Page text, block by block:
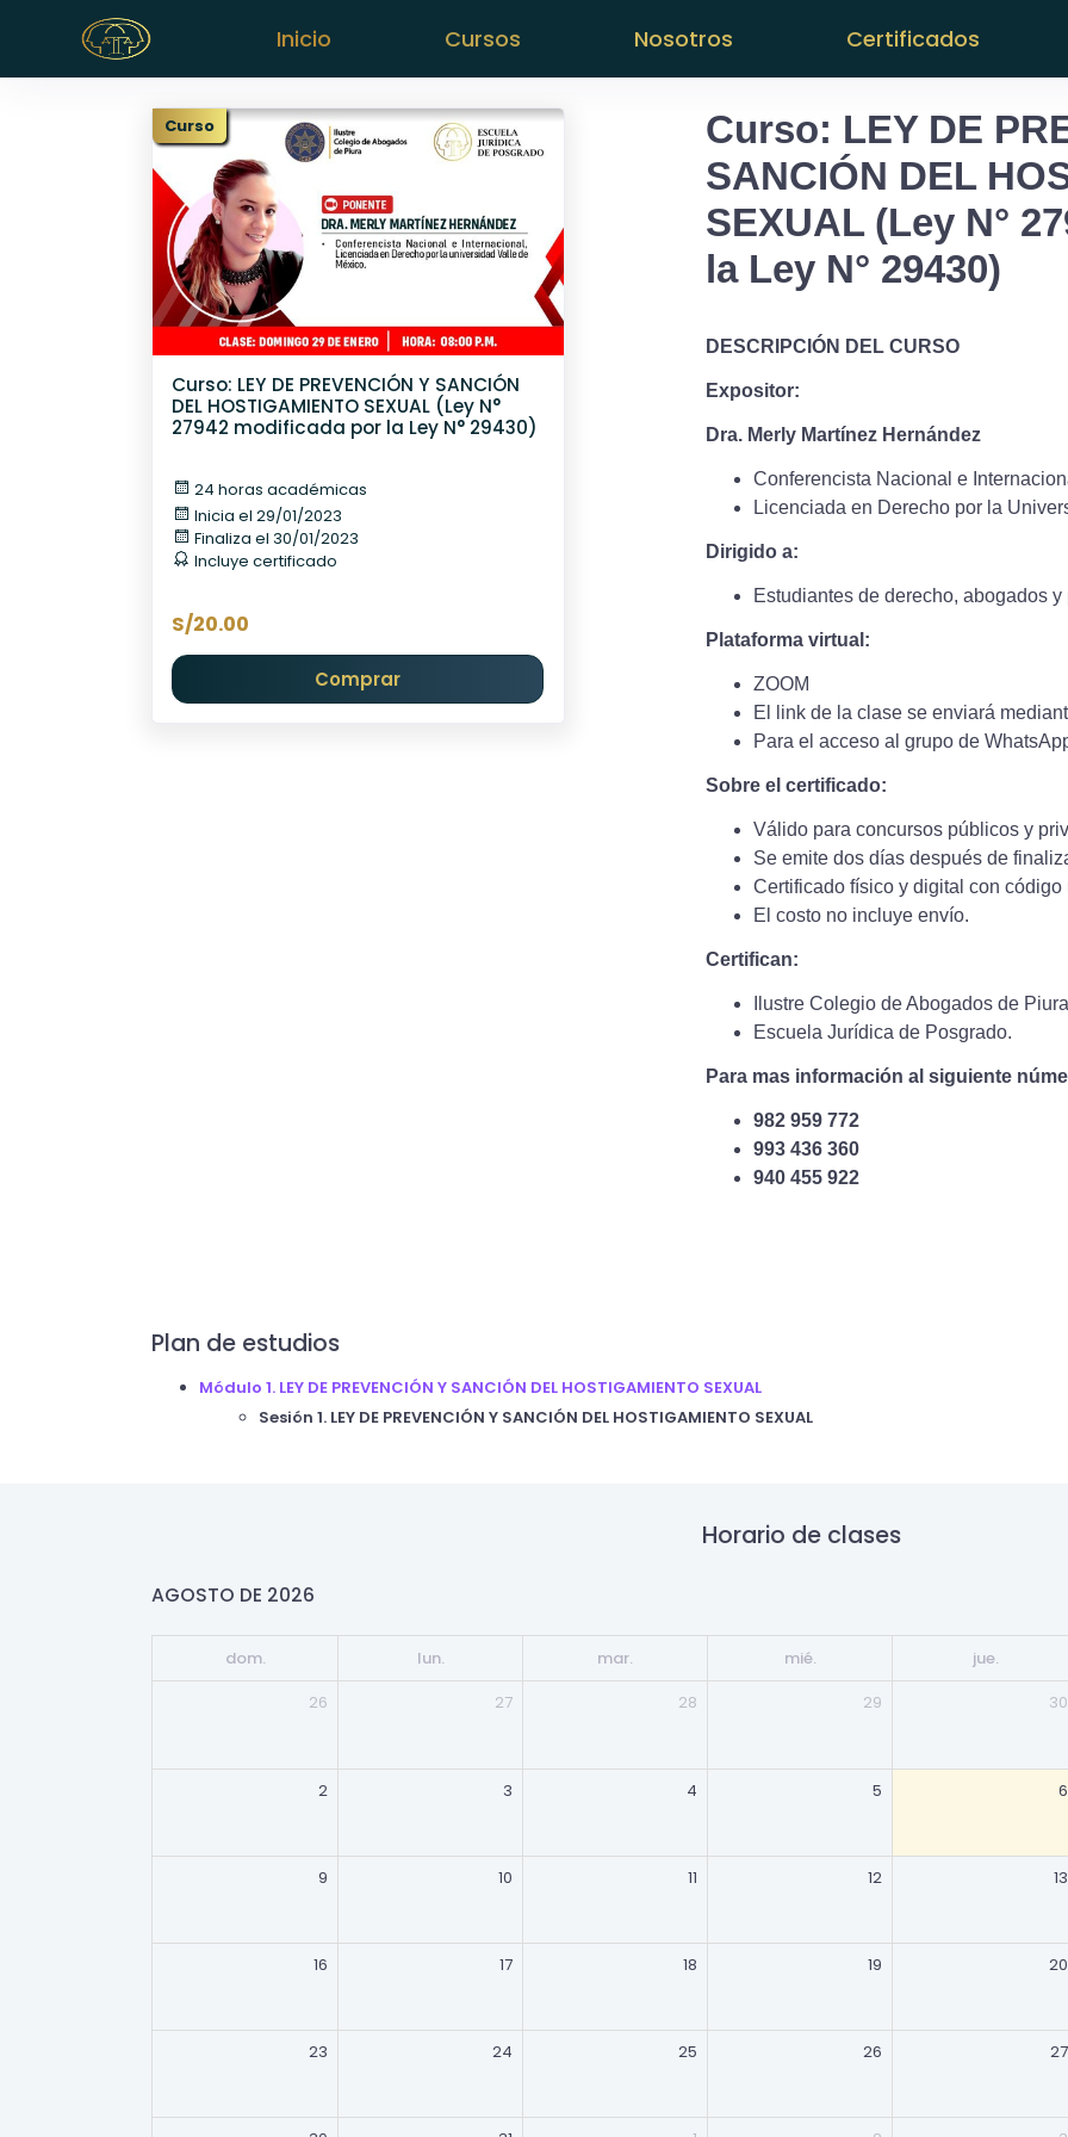
Inicio Cursos Nosotros Certificados
Curso
Curso: LEY DE PREVENCIÓN Y SANCIÓN
DEL HOSTIGAMIENTO SEXUAL (Ley N°
27942 modificada por la Ley N° 29430)
24 horas académicas
Inicia el 29/01/2023
Finaliza el 30/01/2023
Incluye certificado
S/20.00
Comprar
Curso: LEY DE
SANCIÓN DEL
SEXUAL (Ley N°
la Ley N° 29430)
DESCRIPCIÓN DEL CURSO
Expositor:
Dra. Merly Martínez Hernández
Conferencista Nacional e
Licenciada en Derecho por la
Dirigido a:
Estudiantes de derecho, abogados
Plataforma virtual:
ZOOM
El link de la clase se enviará
Para el acceso al grupo de
Sobre el certificado:
Válido para concursos públicos y
Se emite dos días después de
Certificado físico y digital con
El costo no incluye envío.
Certifican:
Ilustre Colegio de Abogados de
Escuela Jurídica de Posgrado.
Para mas información al siguiente
982 959 772
993 436 360
940 455 922
Plan de estudios
Módulo 1. LEY DE PREVENCIÓN Y SANCIÓN DEL HOSTIGAMIENTO SEXUAL
Sesión 1. LEY DE PREVENCIÓN Y SANCIÓN DEL HOSTIGAMIENTO SEXUAL
Horario de clases
AGOSTO DE 2026
dom. lun. mar. mié. jue.
26
27 28 29 30
2 3 4 5 6
9 10 11 12 13
16 17 18 19 20
23 24 25 26 27